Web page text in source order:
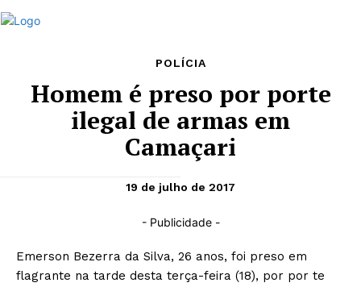
POLÍCIA
Homem é preso por porte
ilegal de armas em
Camaçari
19 de julho de 2017
- Publicidade -
Emerson Bezerra da Silva, 26 anos, foi preso em
flagrante na tarde desta terça-feira (18), por por te